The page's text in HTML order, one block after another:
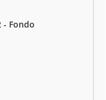
- Fondo